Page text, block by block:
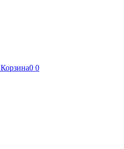
Корзина0 0